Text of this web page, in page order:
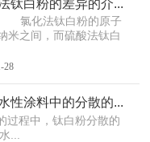
钛白粉的差异的介...
氯化法钛白粉的原子
米之间，而硫酸法钛白
28
性涂料中的分散的...
程中，钛白粉分散的
...